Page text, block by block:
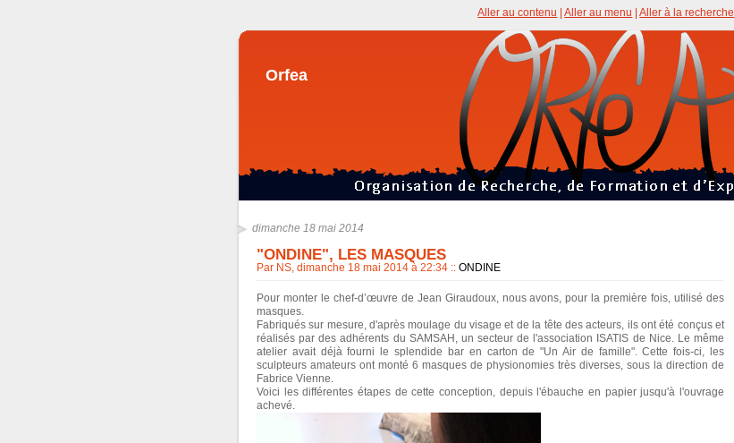
Orfea
Aller au contenu |Aller au menu |Aller à la recherche
dimanche 18 mai 2014
"ONDINE", LES MASQUES
Par NS, dimanche 18 mai 2014 à 22:34 :: ONDINE
Pour monter le chef-d’œuvre de Jean Giraudoux, nous avons, pour la première fois, utilisé des
masques.
Fabriqués sur mesure, d'après moulage du visage et de la tête des acteurs, ils ont été conçus et
réalisés par des adhérents du SAMSAH, un secteur de l'association ISATIS de Nice. Le même
atelier avait déjà fourni le splendide bar en carton de "Un Air de famille". Cette fois-ci, les
sculpteurs amateurs ont monté 6 masques de physionomies très diverses, sous la direction de
Fabrice Vienne.
Voici les différentes étapes de cette conception, depuis l'ébauche en papier jusqu'à l'ouvrage
achevé.